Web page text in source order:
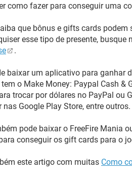
como fazer para conseguir uma
que bônus e gifts cards
esse tipo de presente,
.
baixar um aplicativo para ganhar
o Make Money: Paypal Cash &
trocar por dólares no PayPal ou
nas Google Play Store, entre outros.
pode baixar o FreeFire Mania
conseguir os gift cards para o
este artigo com muitas Como